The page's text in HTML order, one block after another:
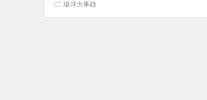
環球大事錄